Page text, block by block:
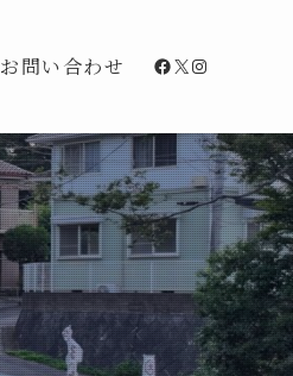
お問い合わせ Facebook
X